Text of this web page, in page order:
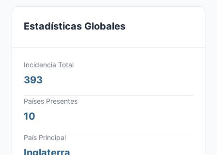
Estadísticas Globales
Incidencia Total
393
Países Presentes
10
País Principal
Inglaterra